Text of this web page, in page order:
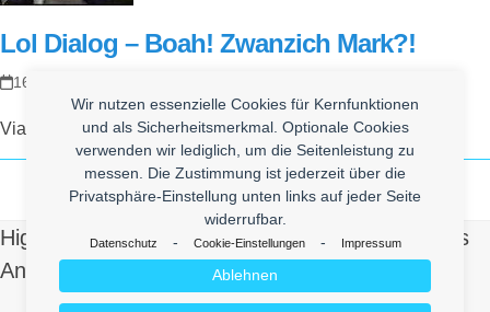
Wir nutzen essenzielle Cookies für Kernfunktionen
und als Sicherheitsmerkmal. Optionale Cookies
verwenden wir lediglich, um die Seitenleistung zu
messen. Die Zustimmung ist jederzeit über die
Privatsphäre-Einstellung unten links auf jeder Seite
widerrufbar.
Datenschutz - Cookie-Einstellungen - Impressum
Ablehnen
Lol Dialog – Boah! Zwanzich Mark?!
16. April 2008
Via
High Quality Uberlol Content for You. Contact us
And Send Us Yours!